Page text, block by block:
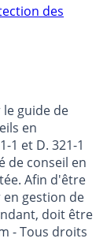
des
guide de
en
1 et D. 321-1
de conseil en
Afin d'être
gestion de
doit être
- Tous droits